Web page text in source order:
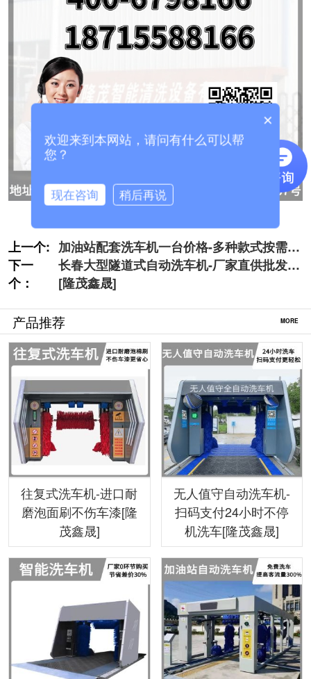
上一个: 加油站配套洗车机一台价格-多种款式按需定
制[隆茂鑫晟]
下一
个：
长春大型隧道式自动洗车机-厂家直供批发价
[隆茂鑫晟]
产品推荐 MORE
往复式洗车机-进口耐
磨泡面刷不伤车漆[隆
茂鑫晟]
无人值守自动洗车机-
扫码支付24小时不停
机洗车[隆茂鑫晟]
×
欢迎来到本网站，请问有什么可以帮
您？
现在咨询 稍后再说